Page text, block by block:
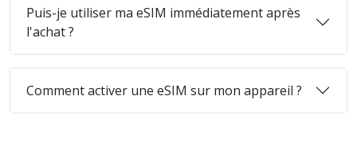
Puis-je utiliser ma eSIM immédiatement après
l'achat ?
Comment activer une eSIM sur mon appareil ?